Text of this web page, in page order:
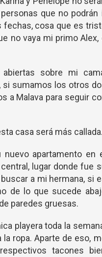
que no podrán
fechas, cosa que es
no vaya mi primo Alex,
sobre mi
si sumamos los otros
a Malava para seguir
casa será más callada.
apartamento en
lugar donde fue
a mi hermana, si
de lo que sucede
paredes gruesas.
playera toda la
ropa. Aparte de eso,
tacones